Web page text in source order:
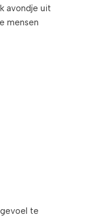
avondje uit
mensen
te